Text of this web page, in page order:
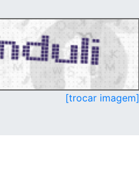
[trocar imagem]